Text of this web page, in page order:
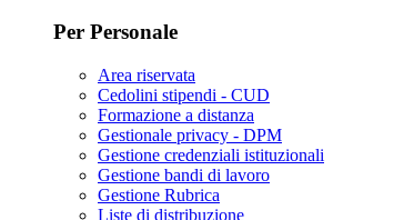
Per Personale
Area riservata
Cedolini stipendi - CUD
Formazione a distanza
Gestionale privacy - DPM
Gestione credenziali istituzionali
Gestione bandi di lavoro
Gestione Rubrica
Liste di distribuzione